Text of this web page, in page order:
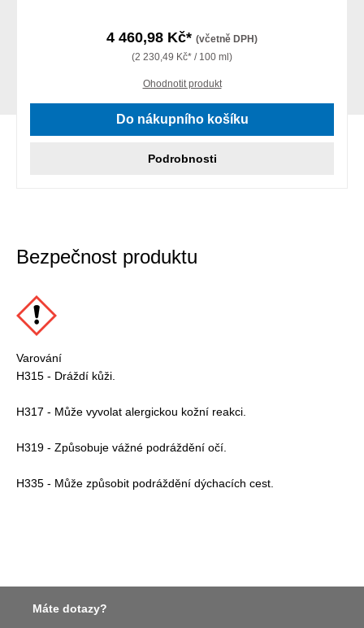
4 460,98 Kč* (včetně DPH)
(2 230,49 Kč* / 100 ml)
Ohodnotit produkt
Do nákupního košíku
Podrobnosti
Bezpečnost produktu
Varování
H315 - Dráždí kůži.
H317 - Může vyvolat alergickou kožní reakci.
H319 - Způsobuje vážné podráždění očí.
H335 - Může způsobit podráždění dýchacích cest.
Máte dotazy?